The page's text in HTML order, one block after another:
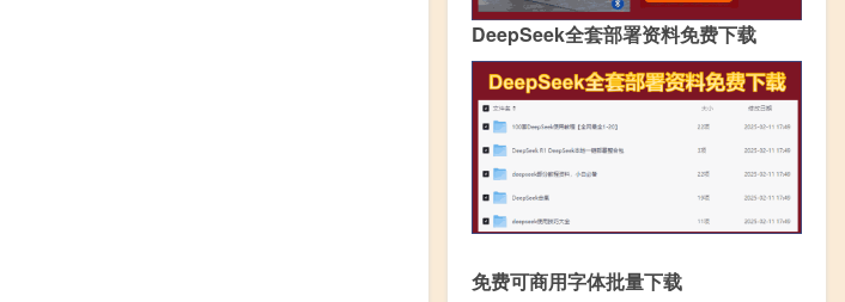
DeepSeek全套部署资料免费下载
免费可商用字体批量下载